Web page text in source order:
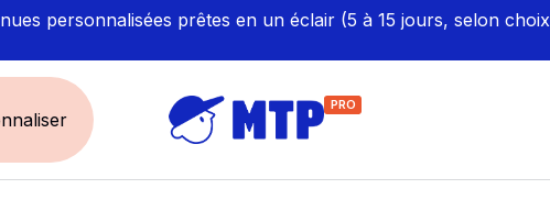
personnalisées prêtes en un éclair (5 à 15 jours, selon choix
PRO